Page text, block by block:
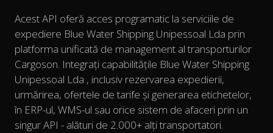
Acest API oferă acces programatic la serviciile de
expediere Blue Water Shipping Unipessoal Lda prin
platforma unificată de management al transporturilor
Cargoson. Integrați capabilitățile Blue Water Shipping
Unipessoal Lda , inclusiv rezervarea expedierii,
urmărirea, ofertele de tarife și generarea etichetelor,
în ERP-ul, WMS-ul sau orice sistem de afaceri prin un
singur API - alături de 2.000+ alți transportatori.